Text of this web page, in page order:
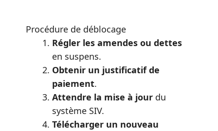
Procédure de déblocage
Régler les amendes ou dettes
en suspens.
Obtenir un justificatif de
paiement.
Attendre la mise à jourdu
système SIV.
Télécharger un nouveau